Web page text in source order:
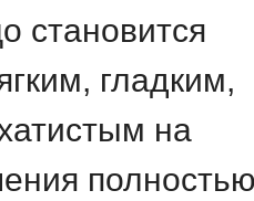
становится
гладким,
на